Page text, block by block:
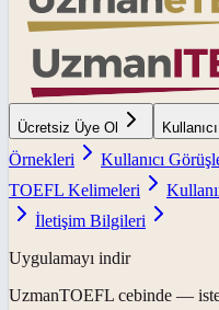
Ücretsiz Üye Ol
Örnekleri
Kullanıcı
TOEFL Kelimeleri
İletişim Bilgileri
Uygulamayı indir
UzmanTOEFL cebinde —